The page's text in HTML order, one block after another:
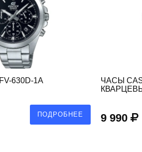
630D-1A
ПОДРОБНЕЕ
ЧАСЫ
9 990